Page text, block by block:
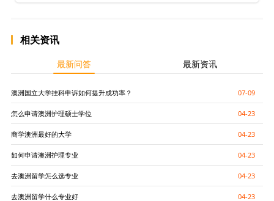
相关资讯
最新问答 最新资讯
澳洲国立大学挂科申诉如何提升成功率？ 07-09
怎么申请澳洲护理硕士学位 04-23
商学澳洲最好的大学 04-23
如何申请澳洲护理专业 04-23
去澳洲留学怎么选专业 04-23
去澳洲留学什么专业好 04-23